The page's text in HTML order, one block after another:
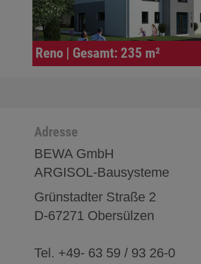
Reno | Gesamt: 235 m²
Adresse
BEWA GmbH
ARGISOL-Bausysteme
Grünstadter Straße 2
D-67271 Obersülzen
Tel. +49- 63 59 / 93 26-0